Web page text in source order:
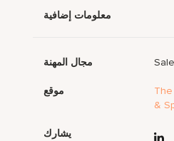
معلومات إضافية
مجال المهنة
موقع
&
يشارك